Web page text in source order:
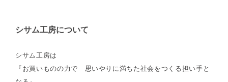
シサム工房について
シサム工房は
『お買いものの力で 思いやりに満ちた社会をつくる担い手と